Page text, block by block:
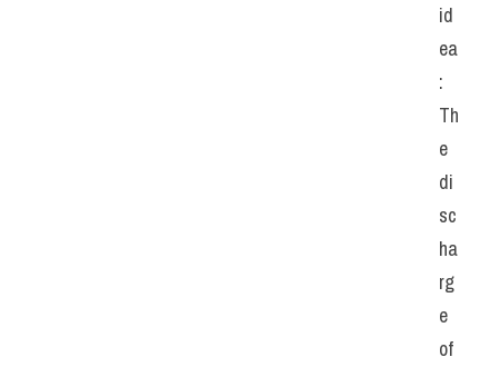
id
ea
:
Th
e
di
sc
ha
rg
e
of